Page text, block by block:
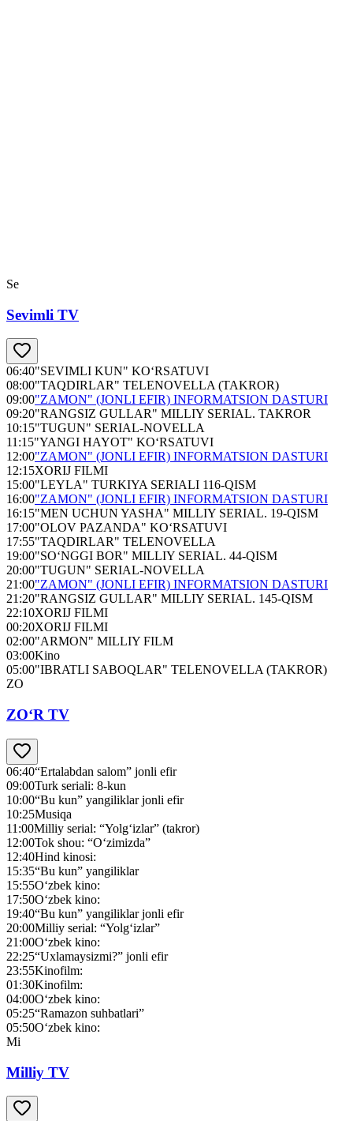
Se
Sevimli TV
06:40"SEVIMLI KUN" KO‘RSATUVI
08:00"TAQDIRLAR" TELENOVELLA (TAKROR)
09:00"ZAMON" (JONLI EFIR) INFORMATSION DASTURI
09:20"RANGSIZ GULLAR" MILLIY SERIAL. TAKROR
10:15"TUGUN" SERIAL-NOVELLA
11:15"YANGI HAYOT" KO‘RSATUVI
12:00"ZAMON" (JONLI EFIR) INFORMATSION DASTURI
12:15XORIJ FILMI
15:00"LEYLA" TURKIYA SERIALI 116-QISM
16:00"ZAMON" (JONLI EFIR) INFORMATSION DASTURI
16:15"MEN UCHUN YASHA" MILLIY SERIAL. 19-QISM
17:00"OLOV PAZANDA" KO‘RSATUVI
17:55"TAQDIRLAR" TELENOVELLA
19:00"SO‘NGGI BOR" MILLIY SERIAL. 44-QISM
20:00"TUGUN" SERIAL-NOVELLA
21:00"ZAMON" (JONLI EFIR) INFORMATSION DASTURI
21:20"RANGSIZ GULLAR" MILLIY SERIAL. 145-QISM
22:10XORIJ FILMI
00:20XORIJ FILMI
02:00"ARMON" MILLIY FILM
03:00Kino
05:00"IBRATLI SABOQLAR" TELENOVELLA (TAKROR)
ZO
ZO‘R TV
06:40“Ertalabdan salom” jonli efir
09:00Turk seriali: 8-kun
10:00“Bu kun” yangiliklar jonli efir
10:25Musiqa
11:00Milliy serial: “Yolg‘izlar” (takror)
12:00Tok shou: “O‘zimizda”
12:40Hind kinosi:
15:35“Bu kun” yangiliklar
15:55O‘zbek kino:
17:50O‘zbek kino:
19:40“Bu kun” yangiliklar jonli efir
20:00Milliy serial: “Yolg‘izlar”
21:00O‘zbek kino:
22:25“Uxlamaysizmi?” jonli efir
23:55Kinofilm:
01:30Kinofilm:
04:00O‘zbek kino:
05:25“Ramazon suhbatlari”
05:50O‘zbek kino:
Mi
Milliy TV